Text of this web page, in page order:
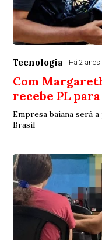
Tecnologia Há 2 anos
Com
recebe PL
Empresa baiana será
Brasil